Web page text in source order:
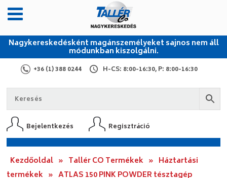
Nagykereskedésként magánszemélyeket sajnos nem áll
módunkban kiszolgálni.
+36 (1) 388 0244 H-CS: 8:00-16:30, P: 8:00-16:30
Bejelentkezés Regisztráció
Kezdőoldal » Tallér CO Termékek » Háztartási
termékek » ATLAS 150 PINK POWDER tésztagép